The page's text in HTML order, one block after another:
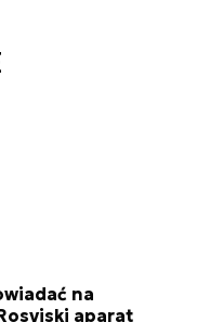
na
aparat